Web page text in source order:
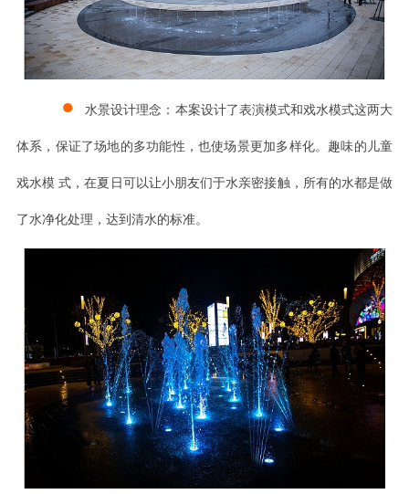
● 水景设计理念：本案设计了表演模式和戏水模式这两大
体系，保证了场地的多功能性，也使场景更加多样化。趣味的儿童
戏水模 式，在夏日可以让小朋友们于水亲密接触，所有的水都是做
了水净化处理，达到清水的标准。